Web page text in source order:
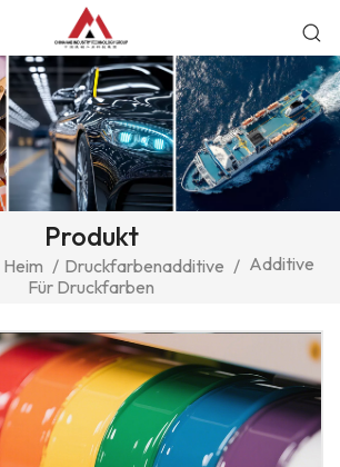
Produkt
Heim / Druckfarbenadditive / Additive
Für Druckfarben